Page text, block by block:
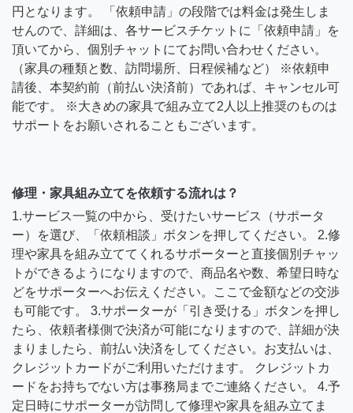
円となります。 「依頼申請」の段階では料金は発生しま
せんので、詳細は、各サービスチケットに「依頼申請」を
頂いてから、個別チャットにてお問い合わせください。
（家具の種類と数、訪問場所、日程候補など） ※依頼申
請後、本契約前（前払い決済前）であれば、キャンセル可
能です。 ※大きめの家具で組み立て2人以上推奨のものは
サポートをお願いされることもございます。
修理・家具組み立てを依頼する流れは？
1.サービス一覧の中から、受けたいサービス（サポータ
ー）を選び、「依頼相談」ボタンを押してください。 2.修
理や家具を組み立ててくれるサポーターと直接個別チャッ
トができるようになりますので、商品名や数、希望日時な
どをサポーターへお伝えください。ここで金額などの交渉
も可能です。 3.サポーターが「引き受ける」ボタンを押し
たら、依頼者様側で決済が可能になりますので、詳細が決
まりましたら、前払い決済をしてください。お支払いは、
クレジットカードがご利用いただけます。 クレジットカ
ードをお持ちでない方は事務局までご連絡ください。 4.予
定日時にサポーターが訪問して修理や家具を組み立てま